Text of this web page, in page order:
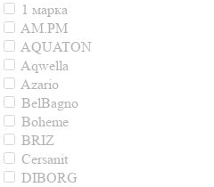
1 марка
AM.PM
AQUATON
Aqwella
Azario
BelBagno
Boheme
BRIZ
Cersanit
DIBORG